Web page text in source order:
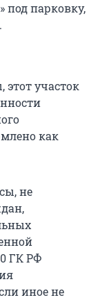
под парковку,
участок
как
не
ГК РФ
иное не